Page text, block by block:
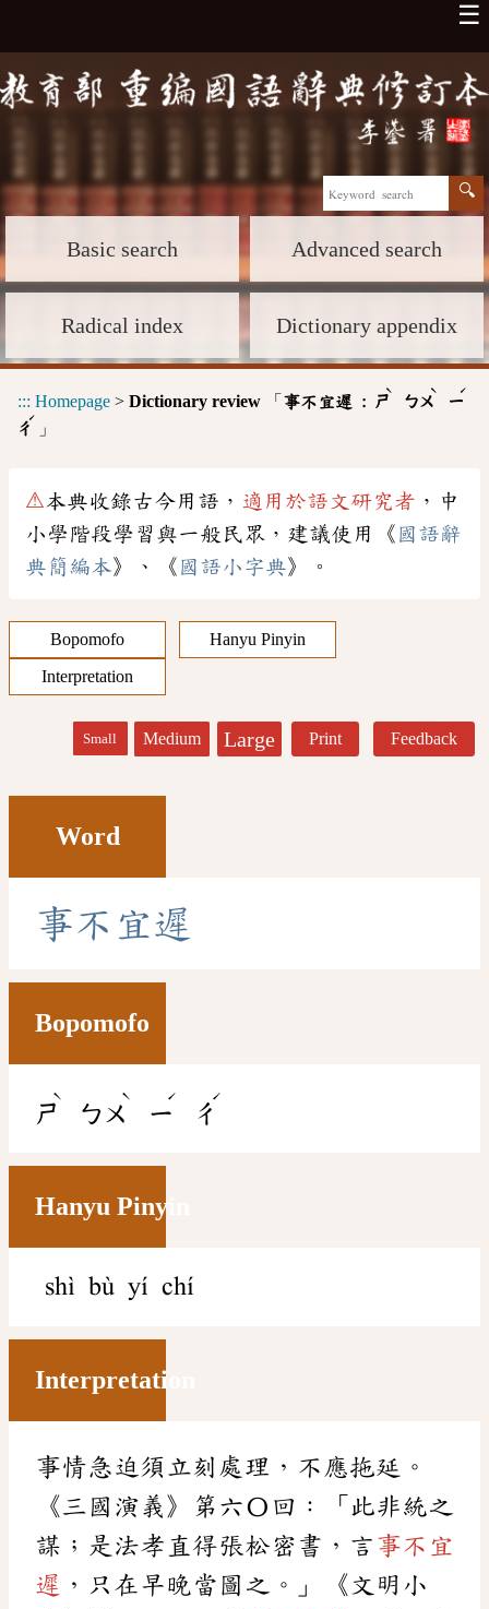
☰
Basic search Advanced search
Radical index Dictionary appendix
::: Homepage > Dictionary review 「 事不宜遲 : ㄕ
ˋ
ㄅㄨ
ˋ
ㄧ
ˊ
ㄔ
ˊ
」
⚠本典收錄古今用語， 適用於語文研究者 ，中
小學階段學習與一般民眾，建議使用《 國語辭
典簡編本》、《 國語小字典》。
Bopomofo
Hanyu Pinyin
Interpretation
Small Medium Large Print Feedback
Word
事不 宜遲
Bopomofo
ㄕ
ˋ
ㄅㄨ
ˋ
ㄧ
ˊ
ㄔ
ˊ
Hanyu Pinyin
shì bù yí chí
Interpretation
事情急迫須立刻處理，不應拖延。
《三國演義》第六〇回：「此非統之
謀；是法孝直得張松密書，言 事不宜
遲 ，只在早晚當圖之。」《文明小